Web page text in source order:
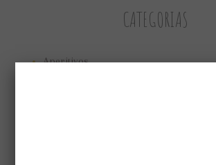
CATEGORIAS
Aperitivos